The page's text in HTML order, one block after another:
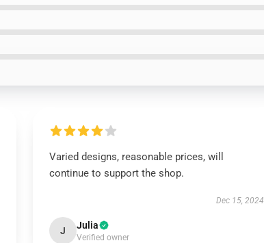
Varied designs, reasonable prices, will
continue to support the shop.
Dec 15, 2024
J Julia
Verified owner